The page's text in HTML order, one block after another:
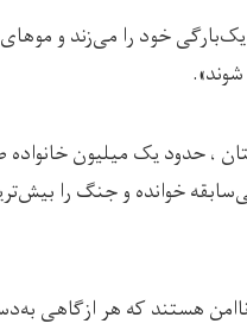
خود را می‌زند و
این نهاد این آمار را در ۲۰ سال اخیر بی‌سابقه
هستند که هر ازگاهی